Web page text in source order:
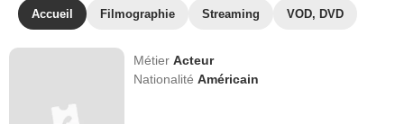
Accueil Filmographie Streaming VOD, DVD
MétierActeur
NationalitéAméricain